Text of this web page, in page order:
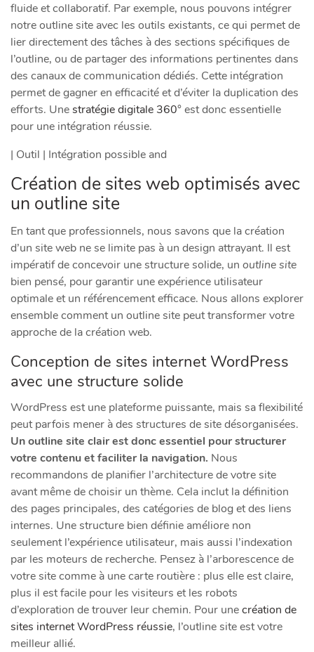
fluide et collaboratif. Par exemple, nous pouvons intégrer
notre outline site avec les outils existants, ce qui permet de
lier directement des tâches à des sections spécifiques de
l’outline, ou de partager des informations pertinentes dans
des canaux de communication dédiés. Cette intégration
permet de gagner en efficacité et d’éviter la duplication des
efforts. Unestratégie digitale 360° est donc essentielle
pour une intégration réussie.
| Outil | Intégration possible and
Création de sites web optimisés avec
un outline site
En tant que professionnels, nous savons que la création
d’un site web ne se limite pas à un design attrayant. Il est
impératif de concevoir une structure solide, un outline site
bien pensé, pour garantir une expérience utilisateur
optimale et un référencement efficace. Nous allons explorer
ensemble comment un outline site peut transformer votre
approche de la création web.
Conception de sites internet WordPress
avec une structure solide
WordPress est une plateforme puissante, mais sa flexibilité
peut parfois mener à des structures de site désorganisées.
Un outline site clair est donc essentiel pour structurer
votre contenu et faciliter la navigation. Nous
recommandons de planifier l’architecture de votre site
avant même de choisir un thème. Cela inclut la définition
des pages principales, des catégories de blog et des liens
internes. Une structure bien définie améliore non
seulement l’expérience utilisateur, mais aussi l’indexation
par les moteurs de recherche. Pensez à l’arborescence de
votre site comme à une carte routière : plus elle est claire,
plus il est facile pour les visiteurs et les robots
d’exploration de trouver leur chemin. Pour unecréation de
sites internet WordPress réussie, l’outline site est votre
meilleur allié.